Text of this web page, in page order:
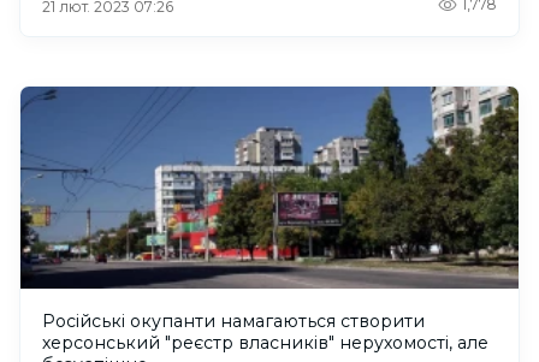
21 лют. 2023 07:26 1,778
Російські окупанти намагаються створити
херсонський "реєстр власників" нерухомості, але